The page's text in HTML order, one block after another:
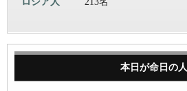
本日が命日の人